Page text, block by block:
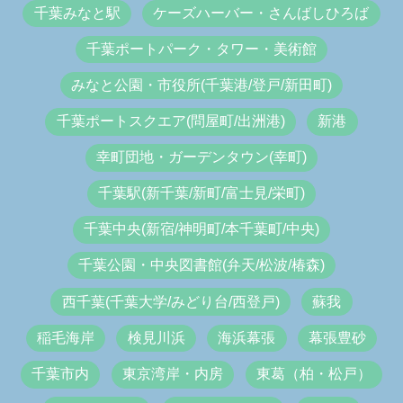
千葉みなと駅 ケーズハーバー・さんばしひろば
千葉ポートパーク・タワー・美術館
みなと公園・市役所(千葉港/登戸/新田町)
千葉ポートスクエア(問屋町/出洲港) 新港
幸町団地・ガーデンタウン(幸町)
千葉駅(新千葉/新町/富士見/栄町)
千葉中央(新宿/神明町/本千葉町/中央)
千葉公園・中央図書館(弁天/松波/椿森)
西千葉(千葉大学/みどり台/西登戸) 蘇我
稲毛海岸 検見川浜 海浜幕張 幕張豊砂
千葉市内 東京湾岸・内房 東葛（柏・松戸）